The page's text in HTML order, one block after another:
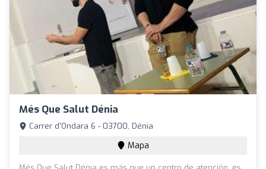
Més Que Salut Dénia
Carrer d'Ondara 6 - 03700, Dénia
Mapa